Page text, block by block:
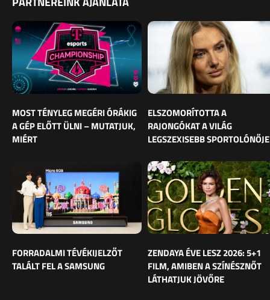
MOST TÉNYLEG MEGÉRI ÓRÁKIG
A GÉP ELŐTT ÜLNI – MUTATJUK,
MIÉRT
ELSZOMORÍTOTTA A
RAJONGÓKAT A VILÁG
LEGSZEXISEBB SPORTOLÓNŐJE
FORRADALMI TÉVÉKIJELZŐT
TALÁLT FEL A SAMSUNG
ZENDAYA ÉVE LESZ 2026: 5+1
FILM, AMIBEN A SZÍNÉSZNŐT
LÁTHATJUK JÖVŐRE